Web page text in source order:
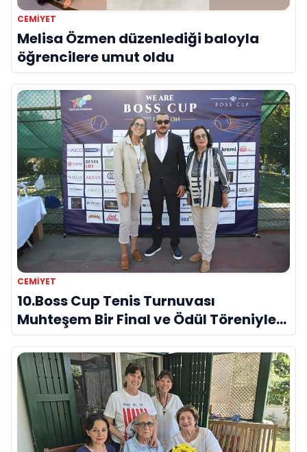
CEMIYET
Melisa Özmen düzenlediği baloyla
öğrencilere umut oldu
CEMIYET
10.Boss Cup Tenis Turnuvası
Muhteşem Bir Final ve Ödül Töreniyle
Sona Erdi